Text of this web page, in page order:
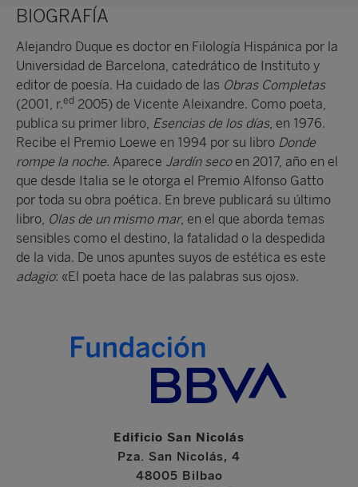
BIOGRAFÍA
Alejandro Duque es doctor en Filología Hispánica por la
Universidad de Barcelona, catedrático de Instituto y
editor de poesía. Ha cuidado de las Obras Completas
(2001, r.ed 2005) de Vicente Aleixandre. Como poeta,
publica su primer libro, Esencias de los días, en 1976.
Recibe el Premio Loewe en 1994 por su libro Donde
rompe la noche. Aparece Jardín secoen 2017, año en el
que desde Italia se le otorga el Premio Alfonso Gatto
por toda su obra poética. En breve publicará su último
libro, Olas de un mismo mar, en el que aborda temas
sensibles como el destino, la fatalidad o la despedida
de la vida. De unos apuntes suyos de estética es este
adagio: «El poeta hace de las palabras sus ojos».
Edificio San Nicolás
Pza. San Nicolás, 4
48005 Bilbao